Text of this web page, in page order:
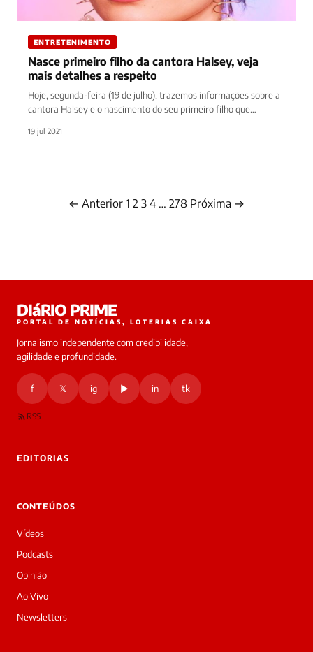
ENTRETENIMENTO
Nasce primeiro filho da cantora Halsey, veja
mais detalhes a respeito
Hoje, segunda-feira (19 de julho), trazemos informações sobre a
cantora Halsey e o nascimento do seu primeiro filho que
19 jul 2021
← Anterior 1 2 3 4 … 278 Próxima →
DIáRIO PRIME
PORTAL DE NOTÍCIAS, LOTERIAS CAIXA
Jornalismo independente com credibilidade,
agilidade e profundidade.
f 𝕏 ig ▶ in tk
RSS
EDITORIAS
CONTEÚDOS
Vídeos
Podcasts
Opinião
Ao Vivo
Newsletters